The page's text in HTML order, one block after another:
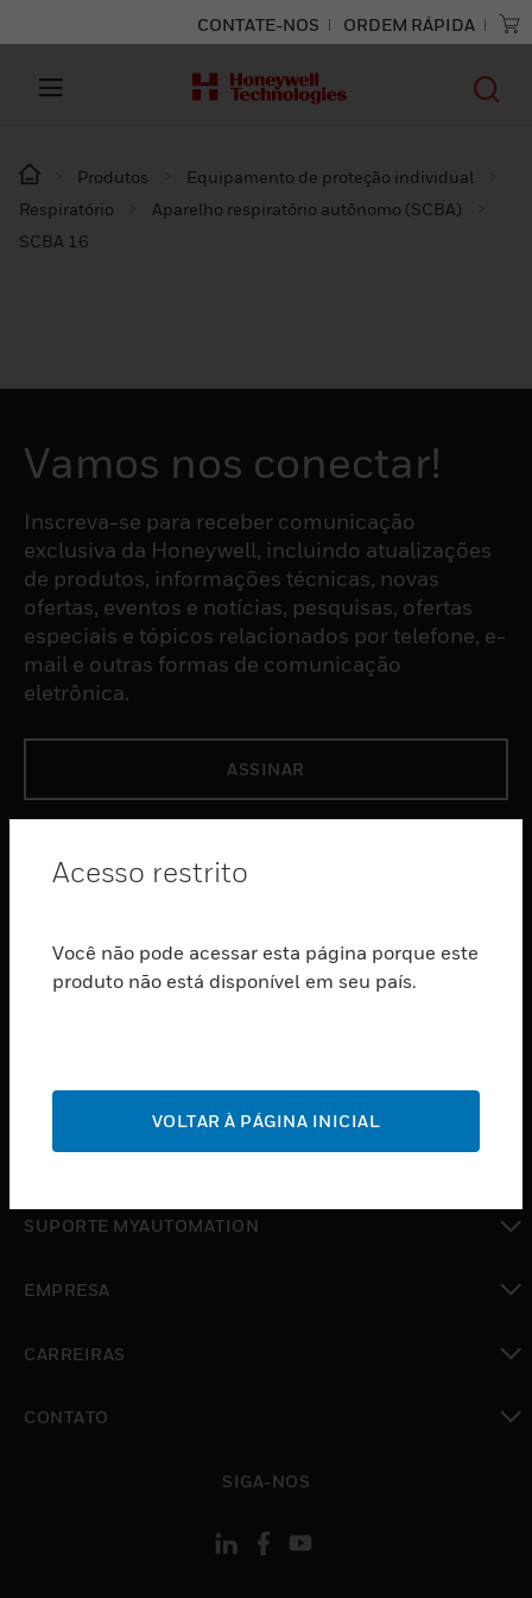
CONTATE-NOS ORDEM RÁPIDA
Produtos
Equipamento de proteção individual
Respiratório
Aparelho respiratório autônomo (SCBA)
SCBA 16
Vamos nos conectar!
Inscreva-se para receber comunicação
exclusiva da Honeywell, incluindo atualizações
de produtos, informações técnicas, novas
ofertas, eventos e notícias, pesquisas, ofertas
especiais e tópicos relacionados por telefone, e-
mail e outras formas de comunicação
eletrônica.
ASSINAR
toggle view
toggle view
SERVIÇOS
SUPORTE
toggle view
toggle view
SUPORTE MYAUTOMATION
EMPRESA
CARREIRAS
CONTATO
SIGA-NOS
Acesso restrito
Você não pode acessar esta página porque este
produto não está disponível em seu país.
VOLTAR À PÁGINA INICIAL